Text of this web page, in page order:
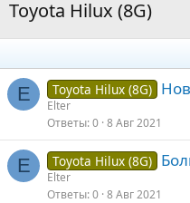
Toyota Hilux (8G)
E Toyota Hilux (8G)
Elter
Ответы 0 8 Авг 2021
E Toyota Hilux (8G)
Elter
Ответы 0 8 Авг 2021